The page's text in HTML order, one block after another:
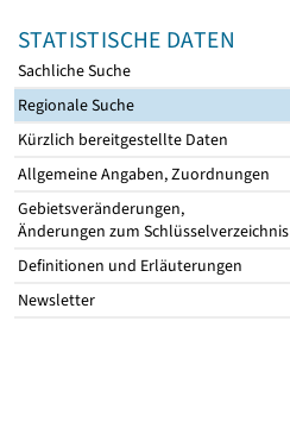
STATISTISCHE DATEN
Sachliche Suche
Regionale Suche
Kürzlich bereitgestellte Daten
Allgemeine Angaben, Zuordnungen
Gebietsveränderungen,
Änderungen zum Schlüsselverzeichnis
Definitionen und Erläuterungen
Newsletter